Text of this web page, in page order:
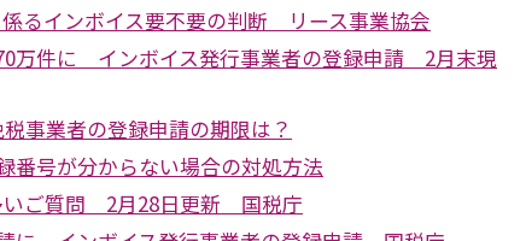
係るインボイス要不要の判断 リース事業協会
万件に インボイス発行事業者の登録申請 2月末現
事業者の登録申請の期限は？
番号が分からない場合の対処方法
いご質問 2月28日更新 国税庁